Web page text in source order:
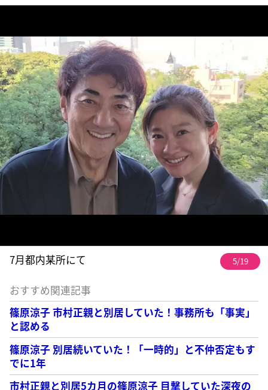
7月都内某所にて 5/19
おすすめ関連記事
篠原涼子 市村正親と別居していた！事務所も「事実」
と認める
篠原涼子 別居続いていた！「一時的」と不仲否定もす
でに1年
市村正親と別居5カ月の篠原涼子 目撃していた深夜の